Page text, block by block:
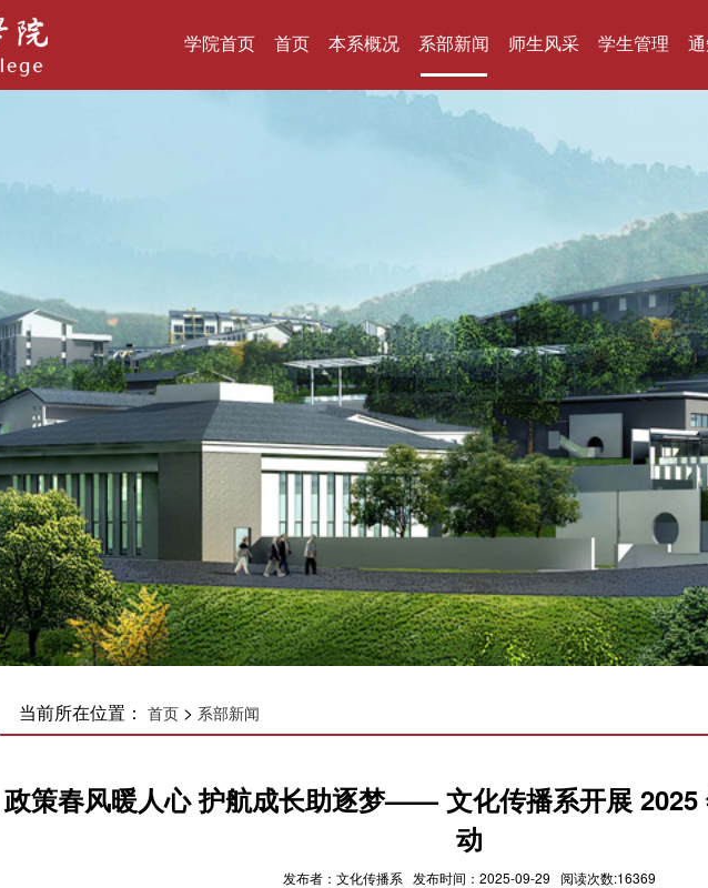
学院首页 首页 本系概况 系部新闻 师生风采 学生管理
当前所在位置： 首页> 系部新闻
政策春风暖人心 护航成长助逐梦—— 文化传播系开展 2025
动
发布者：文化传播系 发布时间：2025-09-29 阅读次数:16369